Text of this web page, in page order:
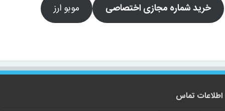
خرید شماره مجازی اختصاصی موبو ارز
اطلاعات تماس